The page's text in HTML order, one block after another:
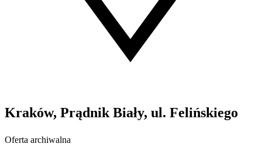
Kraków, Prądnik Biały, ul. Felińskiego
Oferta archiwalna